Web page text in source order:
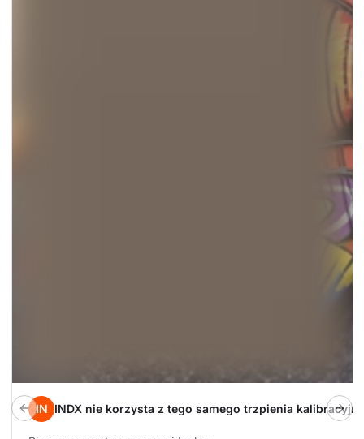
IN INDX nie korzysta z tego samego trzpienia
Previous build